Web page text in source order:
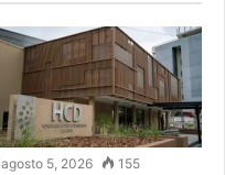
agosto 5, 2026 155